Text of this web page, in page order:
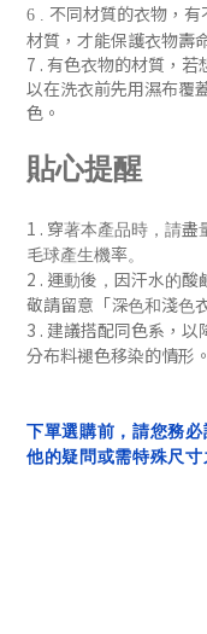
6 . 不同材質的衣物，
材質，才能保護衣物壽
7 . 有色衣物的材質，若
以在洗衣前先用濕布覆
色 。
貼心提醒
1 . 穿著本產品時，請盡
毛球產生機率。
2 . 運動後， 因汗水的酸
敬請留意 「深色和淺色
3 . 建議搭配同色系， 以
分布料褪色移染的情形 。
下單選購前，請您務
他的疑問或需特殊尺